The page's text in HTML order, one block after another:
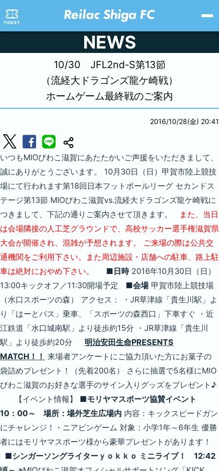
TICKET
NEWS
10/30 JFL2nd-S第13節
（流経大ドラゴンズ龍ケ崎戦）
ホームゲーム最終戦のご案内
2016/10/28(金) 20:41
いつもMIOびわこ滋賀にあたたかいご声援をいただきまして、
誠にありがとうございます。 10月30日（日）甲賀市陸上競技
場にて行われます第18回日本フットボールリーグ セカンドス
テージ第13節 MIOびわこ滋賀vs.流経大ドラゴンズ龍ケ崎戦に
つきまして、下記の通りご案内させて頂きます。
また、当日
は会場隣接の人工芝グラウンドで、高校サッカー選手権滋賀県
大会が開催され、混雑が予想されます。
ご来場の際は公共交
通機関をご利用下さい。また周辺施設・店舗への駐車、路上駐
車は絶対におやめ下さい。
■日時2016年10月30日（日）
13:00キックオフ／11:30開場予定 ■会場甲賀市陸上競技場
（水口スポーツの森） アクセス： ・JR草津線「貴生川駅」よ
り「はーとバス」乗車、「スポーツの森西口」下車すぐ ・近
江鉄道「水口城南駅」より徒歩約15分 ・JR草津線「貴生川
駅」より徒歩約20分 明治安田生命PRESENTS
MATCH！！ 来場者アンケートにご協力頂いた方にお菓子の
袋詰めプレゼント！（先着200名） さらに抽選で5名様にMIO
びわこ滋賀のお好きな選手のサイン入りグッズをプレゼント♪
【イベント情報】 ■モリヤマスポーツ協賛イベント
10：00～ 場所：場外芝生広場内 内容：キックスピードガン
にチャレンジ！・ニアピンゲーム 対象：小学1年～6年生 優勝
者にはモリヤマスポーツ様から豪華プレゼントがあります！
■シンガーソングライターｙｏｋｋｏ ミニライブ！ 12:42